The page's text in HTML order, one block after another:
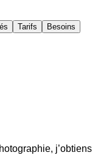
Tarifs
Besoins
j’obtiens